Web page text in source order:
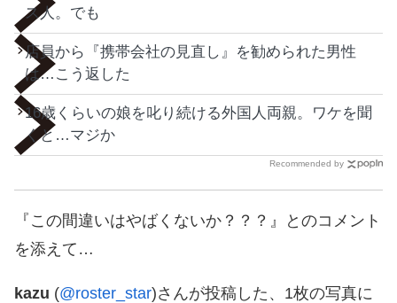
ス人。でも
店員から『携帯会社の見直し』を勧められた男性
は…こう返した
16歳くらいの娘を叱り続ける外国人両親。ワケを聞
くと…マジか
Recommended by
『この間違いはやばくないか？？？』とのコメント
を添えて…
kazu (@roster_star)さんが投稿した、1枚の写真に